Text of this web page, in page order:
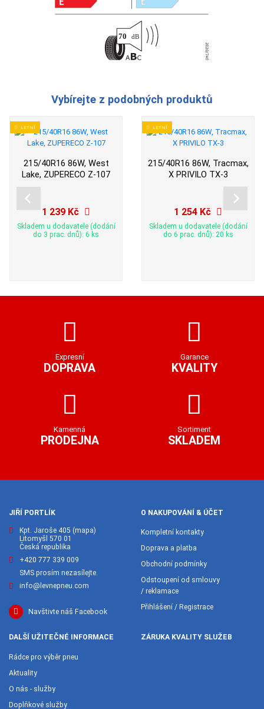
Vybírejte z podobných produktů
LETNÍ
215/40R16 86W, West
Lake, ZUPERECO Z-107
1 239 Kč
Skladem u dodavatele (dodání
do 3 prac. dnů): 6 ks
LETNÍ
215/40R16 86W, Tracmax,
X PRIVILO TX-3
1 254 Kč
Skladem u dodavatele (dodání
do 6 prac. dnů): 20 ks
Expresní
DOPRAVA
Garance
KVALITY
Kamenná
PRODEJNA
Sortiment
SKLADEM
JIŘÍ PORTLÍK
Kpt. Jaroše 405 (mapa)
Litomyšl 570 01
Česká republika
+420 777 339 009
SMS prosím nezasílejte.
info@levnepneu.com
Navštivte náš Facebook
O NAKUPOVÁNÍ & ÚČET
Kompletní kontakty
Doprava a platba
Obchodní podmínky
Odstoupení od smlouvy
/ reklamace
Přihlášení / Registrace
DALŠÍ UŽITEČNÉ INFORMACE
Rádce pro výběr pneu
Aktuality
O nás - služby
Doplňkové služby
ZÁRUKA KVALITY SLUŽEB